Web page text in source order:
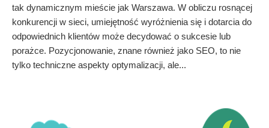
tak dynamicznym mieście jak Warszawa. W obliczu rosnącej
konkurencji w sieci, umiejętność wyróżnienia się i dotarcia do
odpowiednich klientów może decydować o sukcesie lub
porażce. Pozycjonowanie, znane również jako SEO, to nie
tylko techniczne aspekty optymalizacji, ale...